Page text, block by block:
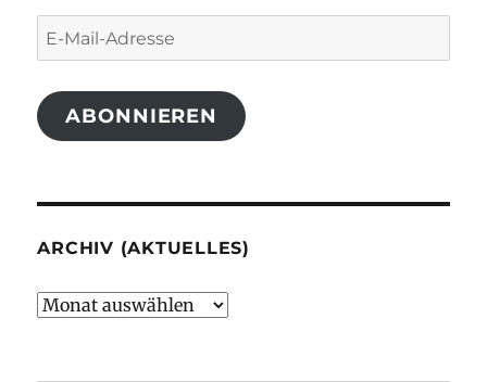
E-
Mail-
Adresse
ABONNIEREN
ARCHIV (AKTUELLES)
Archiv